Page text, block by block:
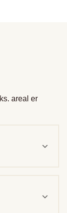
areal er